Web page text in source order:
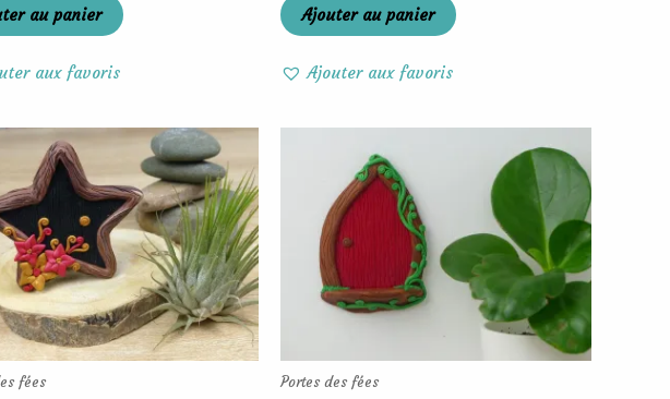
au panier
aux favoris
Ajouter au panier
Ajouter aux favoris
fées Portes des fées